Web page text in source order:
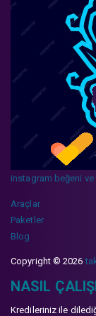
instagram beğeni
Araçlar
Paketler
Blog
Copyright © 2026
NASIL
Kredileriniz ile